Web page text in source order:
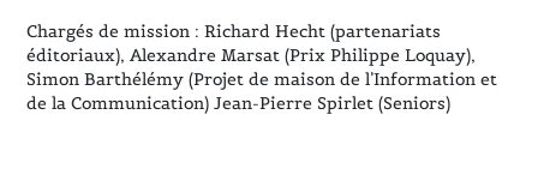
Chargés de mission : Richard Hecht (partenariats
éditoriaux), Alexandre Marsat (Prix Philippe Loquay),
Simon Barthélémy (Projet de maison de l’Information et
de la Communication) Jean-Pierre Spirlet (Seniors)